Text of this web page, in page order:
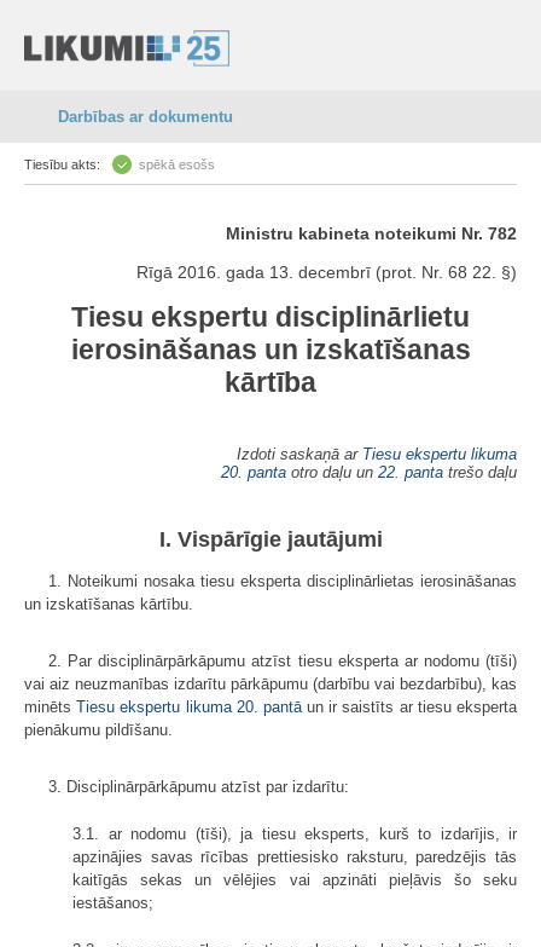
Darbības ar dokumentu
Tiesību akts: spēkā esošs
Ministru kabineta noteikumi Nr. 782
Rīgā 2016. gada 13. decembrī (prot. Nr. 68 22. §)
Tiesu ekspertu disciplinārlietu
ierosināšanas un izskatīšanas
kārtība
Izdoti saskaņā ar Tiesu ekspertu likuma
20. panta otro daļu un 22. panta trešo daļu
I. Vispārīgie jautājumi
1. Noteikumi nosaka tiesu eksperta disciplinārlietas ierosināšanas
un izskatīšanas kārtību.
2. Par disciplinārpārkāpumu atzīst tiesu eksperta ar nodomu (tīši)
vai aiz neuzmanības izdarītu pārkāpumu (darbību vai bezdarbību), kas
minētsTiesu ekspertu likuma 20. pantāun ir saistīts ar tiesu eksperta
pienākumu pildīšanu.
3. Disciplinārpārkāpumu atzīst par izdarītu:
3.1. ar nodomu (tīši), ja tiesu eksperts, kurš to izdarījis, ir
apzinājies savas rīcības prettiesisko raksturu, paredzējis tās
kaitīgās sekas un vēlējies vai apzināti pieļāvis šo seku
iestāšanos;